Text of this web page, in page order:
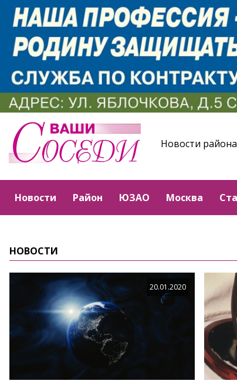
Новости
Новости Район ЮЗАО Москва
НОВОСТИ
20.01.2020